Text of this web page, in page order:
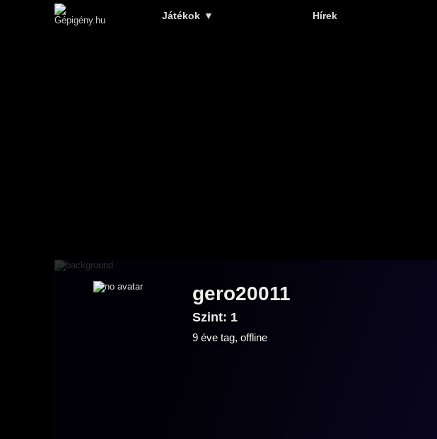
Játékok ▼ Hírek
gero20011
Szint: 1
9 éve tag, offline